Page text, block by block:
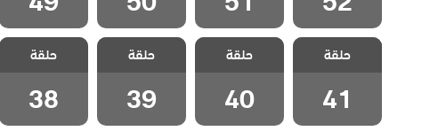
مسلسل شارع
السلام الحلقة
41
حلقة
41
مسلسل شارع
السلام الحلقة
40
حلقة
40
مسلسل شارع
السلام الحلقة
39
حلقة
39
مسلسل شارع
السلام الحلقة
38
حلقة
38